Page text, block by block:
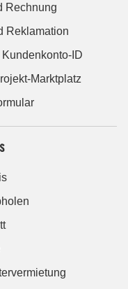
Rechnung
Reklamation
ID
Marktplatz